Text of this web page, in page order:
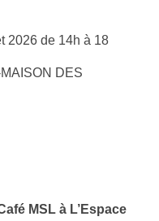
2026 de 14h à 18
DES
MSL à L’Espace